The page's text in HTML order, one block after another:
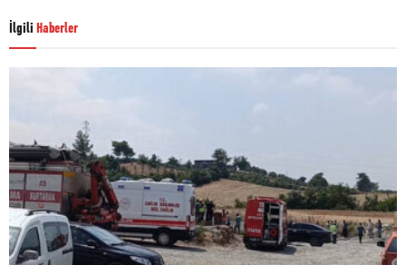
İlgili Haberler